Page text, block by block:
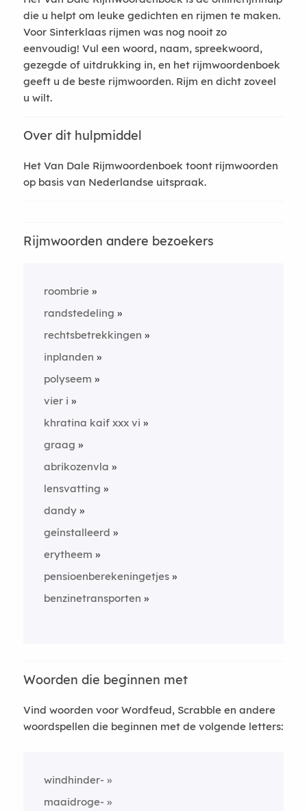
die u helpt om leuke gedichten en rijmen te maken.
Voor Sinterklaas rijmen was nog nooit zo
eenvoudig! Vul een woord, naam, spreekwoord,
gezegde of uitdrukking in, en het rijmwoordenboek
geeft u de beste rijmwoorden. Rijm en dicht zoveel
u wilt.
Over dit hulpmiddel
Het Van Dale Rijmwoordenboek toont rijmwoorden
op basis van Nederlandse uitspraak.
Rijmwoorden andere bezoekers
roombrie
randstedeling
rechtsbetrekkingen
inplanden
polyseem
vier i
khratina kaif xxx vi
graag
abrikozenvla
lensvatting
dandy
geínstalleerd
erytheem
pensioenberekeningetjes
benzinetransporten
Woorden die beginnen met
Vind woorden voor Wordfeud, Scrabble en andere
woordspellen die beginnen met de volgende letters:
windhinder-
maaidroge-